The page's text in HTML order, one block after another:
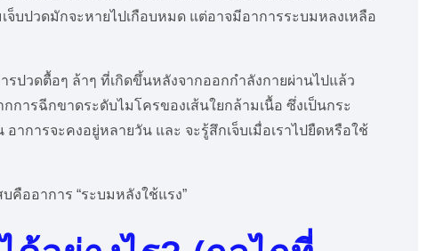
บปวดมักจะหายไปเกือบหมด แต่อาจมีอาการระบมหลงเหลือ
รปวดตื้อๆ ล้าๆ ที่เกิดขึ้นหลังจากออกกำลังกายผ่านไปแล้ว
กการฉีกขาดระดับไมโครของเส้นใยกล้ามเนื้อ ซึ่งเป็นกระ
การจะคงอยู่หลายวัน และ จะรู้สึกเจ็บเมื่อเราไปยืดหรือใช้
คืออาการ “ระบมหลังใช้แรง”